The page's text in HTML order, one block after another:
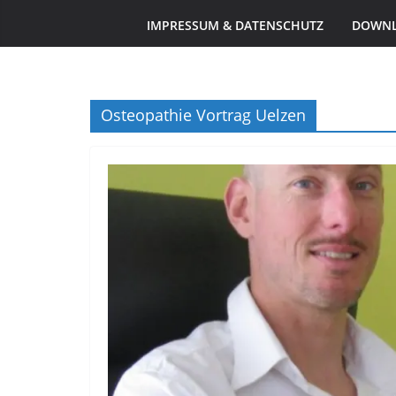
IMPRESSUM & DATENSCHUTZ
Osteopathie Vortrag Uelzen